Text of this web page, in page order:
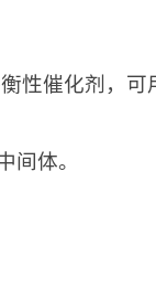
性催化剂，
间体。